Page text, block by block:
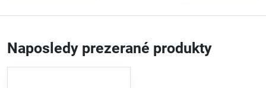
Naposledy prezerané produkty